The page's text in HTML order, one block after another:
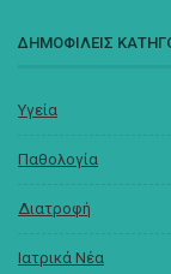
ΔΗΜΟΦΙΛΕΙΣ
Υγεία
Παθολογία
Διατροφή
Ιατρικά Νέα